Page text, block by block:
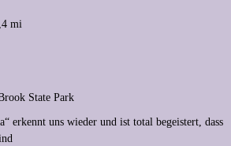
mi
State Park
erkennt uns wieder und ist total begeistert, dass